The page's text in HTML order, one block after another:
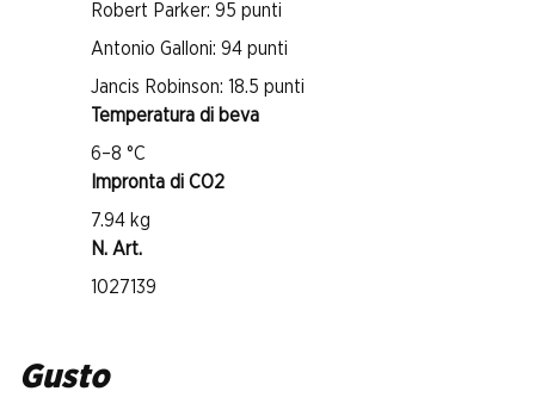
Robert Parker: 95 punti
Antonio Galloni: 94 punti
Jancis Robinson: 18.5 punti
Temperatura di beva
6–8 °C
Impronta di CO2
7.94 kg
N. Art.
1027139
Gusto